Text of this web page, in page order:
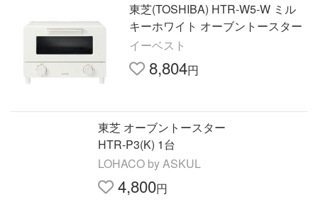
東芝(TOSHIBA) HTR-W5-W ミル
キーホワイト オーブントースター
イーベスト
8,804円
東芝 オーブントースター
HTR-P3(K) 1台
LOHACO by ASKUL
4,800円